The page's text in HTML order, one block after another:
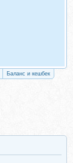
Баланс и кешбек